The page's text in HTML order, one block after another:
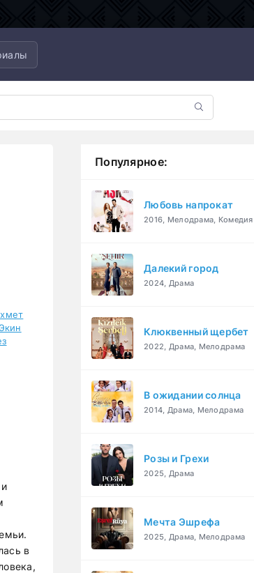
в
Популярное:
Любовь напрокат
2016, Мелодрама, Комедия
Далекий город
2024, Драма
Клюквенный щербет
2022, Драма, Мелодрама
В ожидании солнца
2014, Драма, Мелодрама
Розы и Грехи
2025, Драма
Мечта Эшрефа
2025, Драма, Мелодрама